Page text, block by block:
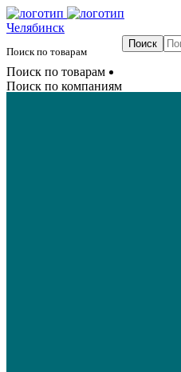
Челябинск
Поиск по товарам
Поиск по товарам
Поиск по компаниям